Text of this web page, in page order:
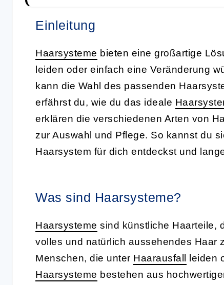
Einleitung
Haarsysteme bieten eine großartige
leiden oder einfach eine Veränderung
kann die Wahl des passenden
erfährst du, wie du das ideale
erklären die verschiedenen Arten von
zur Auswahl und Pflege. So kannst du
Haarsystem für dich entdeckst und
Was sind Haarsysteme?
Haarsysteme sind künstliche Haarteile,
volles und natürlich aussehendes Haar
Menschen, die unter Haarausfall
leiden
Haarsysteme bestehen aus